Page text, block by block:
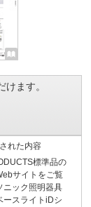
ます。
れた内容
標準品の
サイトをご覧
ニック照明器具
ースライトiDシ